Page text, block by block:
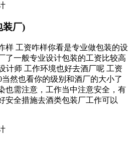
装厂)
样 工资咋样你看是专业做包装的设
了一般专业设计包装的工资比较高
计师 工作环境也好去酒厂呢 工资
当然也看你的级别和酒厂的大小了
也需注意，工作当中注意安全，有
安全措施去酒类包装厂工作可以